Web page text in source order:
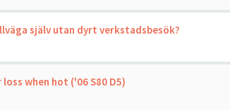
själv utan dyrt verkstadsbesök?
when hot ('06 S80 D5)